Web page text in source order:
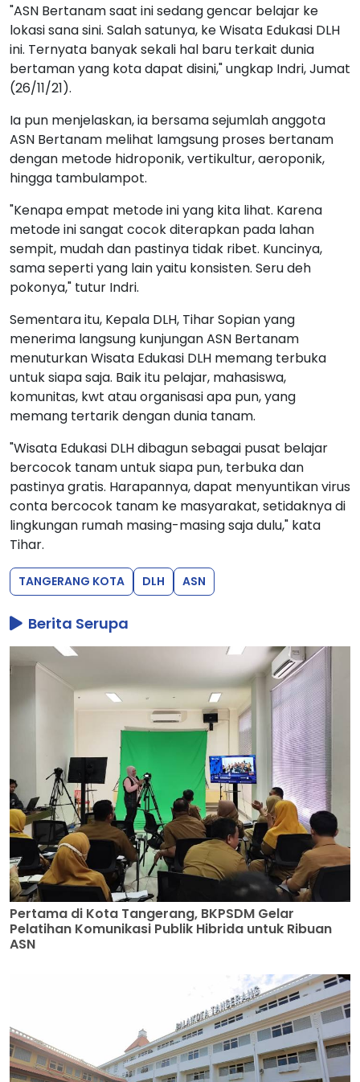
"ASN Bertanam saat ini sedang gencar belajar ke
lokasi sana sini. Salah satunya, ke Wisata Edukasi DLH
ini. Ternyata banyak sekali hal baru terkait dunia
bertaman yang kota dapat disini," ungkap Indri, Jumat
(26/11/21).
Ia pun menjelaskan, ia bersama sejumlah anggota
ASN Bertanam melihat lamgsung proses bertanam
dengan metode hidroponik, vertikultur, aeroponik,
hingga tambulampot.
"Kenapa empat metode ini yang kita lihat. Karena
metode ini sangat cocok diterapkan pada lahan
sempit, mudah dan pastinya tidak ribet. Kuncinya,
sama seperti yang lain yaitu konsisten. Seru deh
pokonya," tutur Indri.
Sementara itu, Kepala DLH, Tihar Sopian yang
menerima langsung kunjungan ASN Bertanam
menuturkan Wisata Edukasi DLH memang terbuka
untuk siapa saja. Baik itu pelajar, mahasiswa,
komunitas, kwt atau organisasi apa pun, yang
memang tertarik dengan dunia tanam.
"Wisata Edukasi DLH dibagun sebagai pusat belajar
bercocok tanam untuk siapa pun, terbuka dan
pastinya gratis. Harapannya, dapat menyuntikan virus
conta bercocok tanam ke masyarakat, setidaknya di
lingkungan rumah masing-masing saja dulu," kata
Tihar.
TANGERANG KOTA DLH ASN
Berita Serupa
Pertama di Kota Tangerang, BKPSDM Gelar
Pelatihan Komunikasi Publik Hibrida untuk Ribuan
ASN